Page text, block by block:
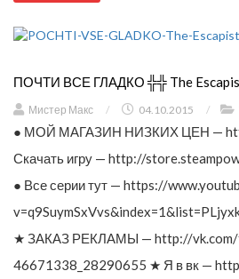
ПОЧТИ ВСЕ ГЛАДКО ╬╬ The
Мистер Макс / 04.10.2015 /
● МОЙ МАГАЗИН НИЗКИХ ЦЕН —
Скачать игру — http://
● Все серии тут — https://
★ ЗАКАЗ РЕКЛАМЫ — http://
46671338_28290655 ★ Я в вк —